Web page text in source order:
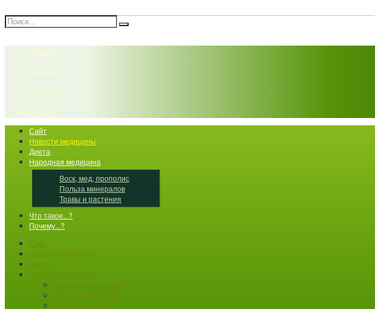
Сайт
Новости медицины
Диета
Народная медицина
Воск, мед, прополис
Польза минералов
Травы и растения
Что такое...?
Почему...?
Сайт